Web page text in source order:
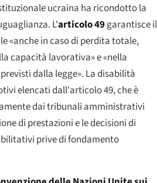
ucraina ha ricondotto la
L'articolo 49garantisce il
«anche in caso di perdita totale,
capacità lavorativa» e «nella
dalla legge». La disabilità
elencati dall'articolo 49, che è
dai tribunali amministrativi
di prestazioni e le decisioni di
prive di fondamento